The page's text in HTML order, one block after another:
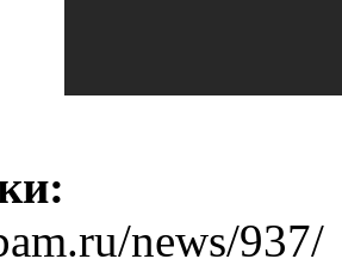
news/937/